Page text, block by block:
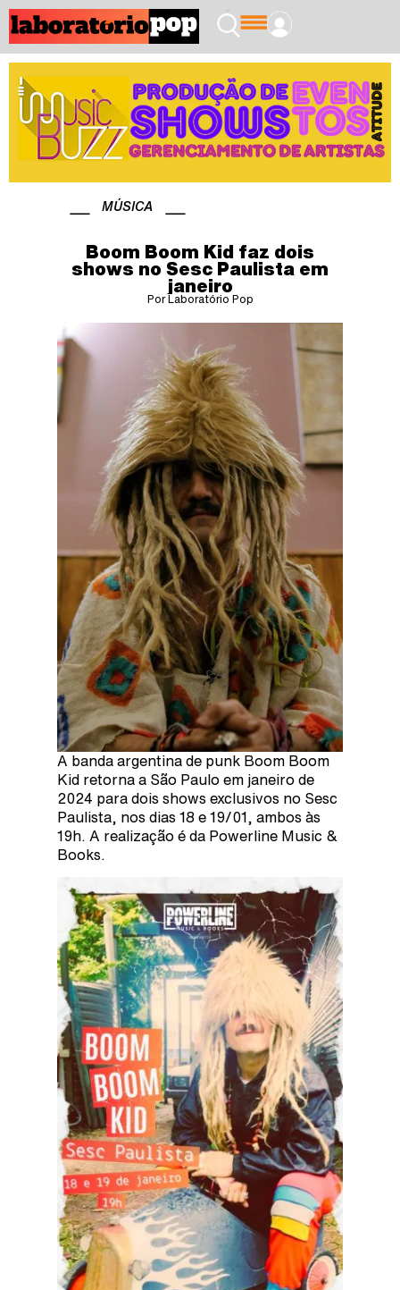
MÚSICA
Boom Boom Kid faz dois
shows no Sesc Paulista em
janeiro
Por Laboratório Pop
A banda argentina de punk Boom Boom
Kid retorna a São Paulo em janeiro de
2024 para dois shows exclusivos no Sesc
Paulista, nos dias 18 e 19/01, ambos às
19h. A realização é da Powerline Music &
Books.